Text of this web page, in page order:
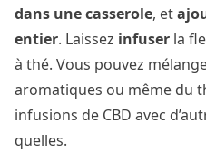
dans une casserole, et
entier. Laissez infuser la
à thé. Vous pouvez
aromatiques ou même du
infusions de CBD avec
quelles.